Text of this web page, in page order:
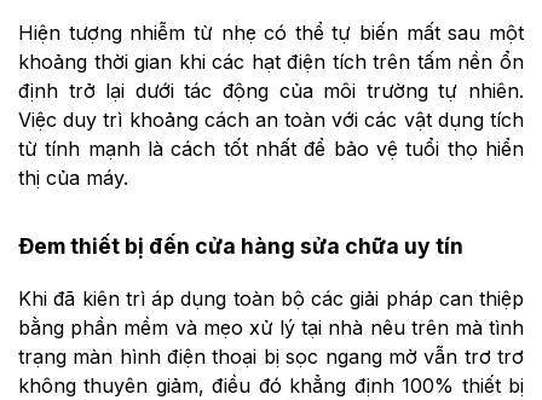
Hiện tượng nhiễm từ nhẹ có thể tự biến mất sau một
khoảng thời gian khi các hạt điện tích trên tấm nền ổn
định trở lại dưới tác động của môi trường tự nhiên.
Việc duy trì khoảng cách an toàn với các vật dụng tích
từ tính mạnh là cách tốt nhất để bảo vệ tuổi thọ hiển
thị của máy.
Đem thiết bị đến cửa hàng sửa chữa uy tín
Khi đã kiên trì áp dụng toàn bộ các giải pháp can thiệp
bằng phần mềm và mẹo xử lý tại nhà nêu trên mà tình
trạng màn hình điện thoại bị sọc ngang mờ vẫn trơ trơ
không thuyên giảm, điều đó khẳng định 100% thiết bị